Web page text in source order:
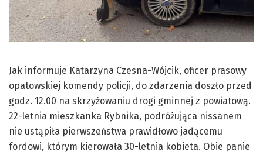
Jak informuje Katarzyna Czesna-Wójcik, oficer prasowy
opatowskiej komendy policji, do zdarzenia doszło przed
godz. 12.00 na skrzyżowaniu drogi gminnej z powiatową.
22-letnia mieszkanka Rybnika, podróżująca nissanem
nie ustąpiła pierwszeństwa prawidłowo jadącemu
fordowi, którym kierowała 30-letnia kobieta. Obie panie